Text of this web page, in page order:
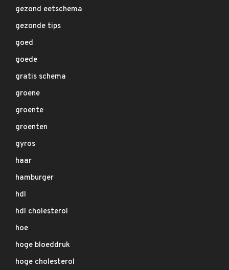
gezond eetschema
gezonde tips
goed
goede
gratis schema
groene
groente
groenten
gyros
haar
hamburger
hdl
hdl cholesterol
hoe
hoge bloeddruk
hoge cholesterol